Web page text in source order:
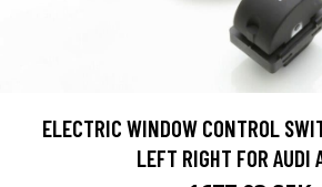
ELECTRIC WINDOW CONTROL
LEFT RIGHT FOR AUDI